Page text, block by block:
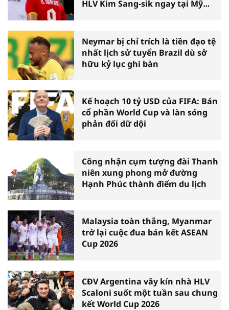
HLV Kim Sang-sik ngay tại Mỹ
Neymar bị chỉ trích là tiền đạo tệ
nhất lịch sử tuyển Brazil dù sở
hữu kỷ lục ghi bàn
Kế hoạch 10 tỷ USD của FIFA: Bán
cổ phần World Cup và làn sóng
phản đối dữ dội
Công nhận cụm tượng đài Thanh
niên xung phong mở đường
Hạnh Phúc thành điểm du lịch
Malaysia toàn thắng, Myanmar
trở lại cuộc đua bán kết ASEAN
Cup 2026
CĐV Argentina vây kín nhà HLV
Scaloni suốt một tuần sau chung
kết World Cup 2026